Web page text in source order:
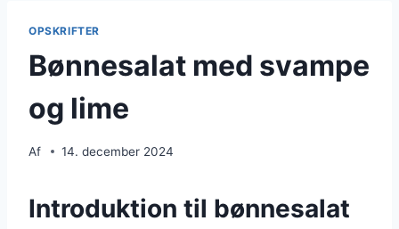
OPSKRIFTER
Bønnesalat med svampe
og lime
Af 14. december 2024
Introduktion til bønnesalat